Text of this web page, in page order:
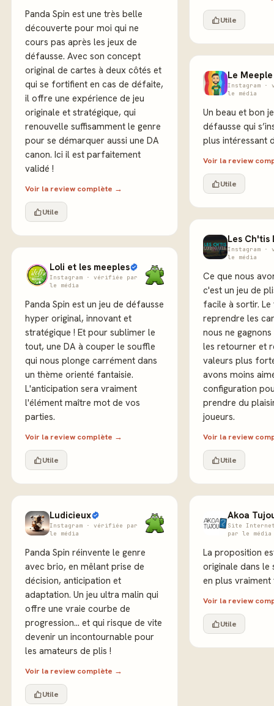
Panda Spin est une très belle
découverte pour moi qui ne
cours pas après les jeux de
défausse. Avec son concept
original de cartes à deux côtés et
qui se fortifient en cas de défaite,
il offre une expérience de jeu
originale et stratégique, qui
renouvelle suffisamment le genre
pour se démarquer aussi une DA
canon. Ici il est parfaitement
validé !
Voir la review complète →
Utile
Loli et les meeples
Instagram · vérifiée par
le média
Panda Spin est un jeu de défausse
hyper original, innovant et
stratégique ! Et pour sublimer le
tout, une DA à couper le souffle
qui nous plonge carrément dans
un thème orienté fantaisie.
L'anticipation sera vraiment
l'élément maître mot de vos
parties.
Voir la review complète →
Utile
Ludicieux
Instagram · vérifiée par
le média
Panda Spin réinvente le genre
avec brio, en mêlant prise de
décision, anticipation et
adaptation. Un jeu ultra malin qui
offre une vraie courbe de
progression... et qui risque de vite
devenir un incontournable pour
les amateurs de plis !
Voir la review complète →
Utile
Utile
Le
Instagram ·
le média
Un beau et bon
défausse qui
plus intéressant
Voir la review
Utile
Les Ch'tis
Instagram ·
le média
Ce que nous
c'est un jeu de
facile à sortir.
reprendre les
nous ne
les retourner et
valeurs plus
avons moins
configuration
prendre du
joueurs.
Voir la review
Utile
Akoa
Site
par le média
La proposition
originale dans le
en plus vraiment
Voir la review
Utile